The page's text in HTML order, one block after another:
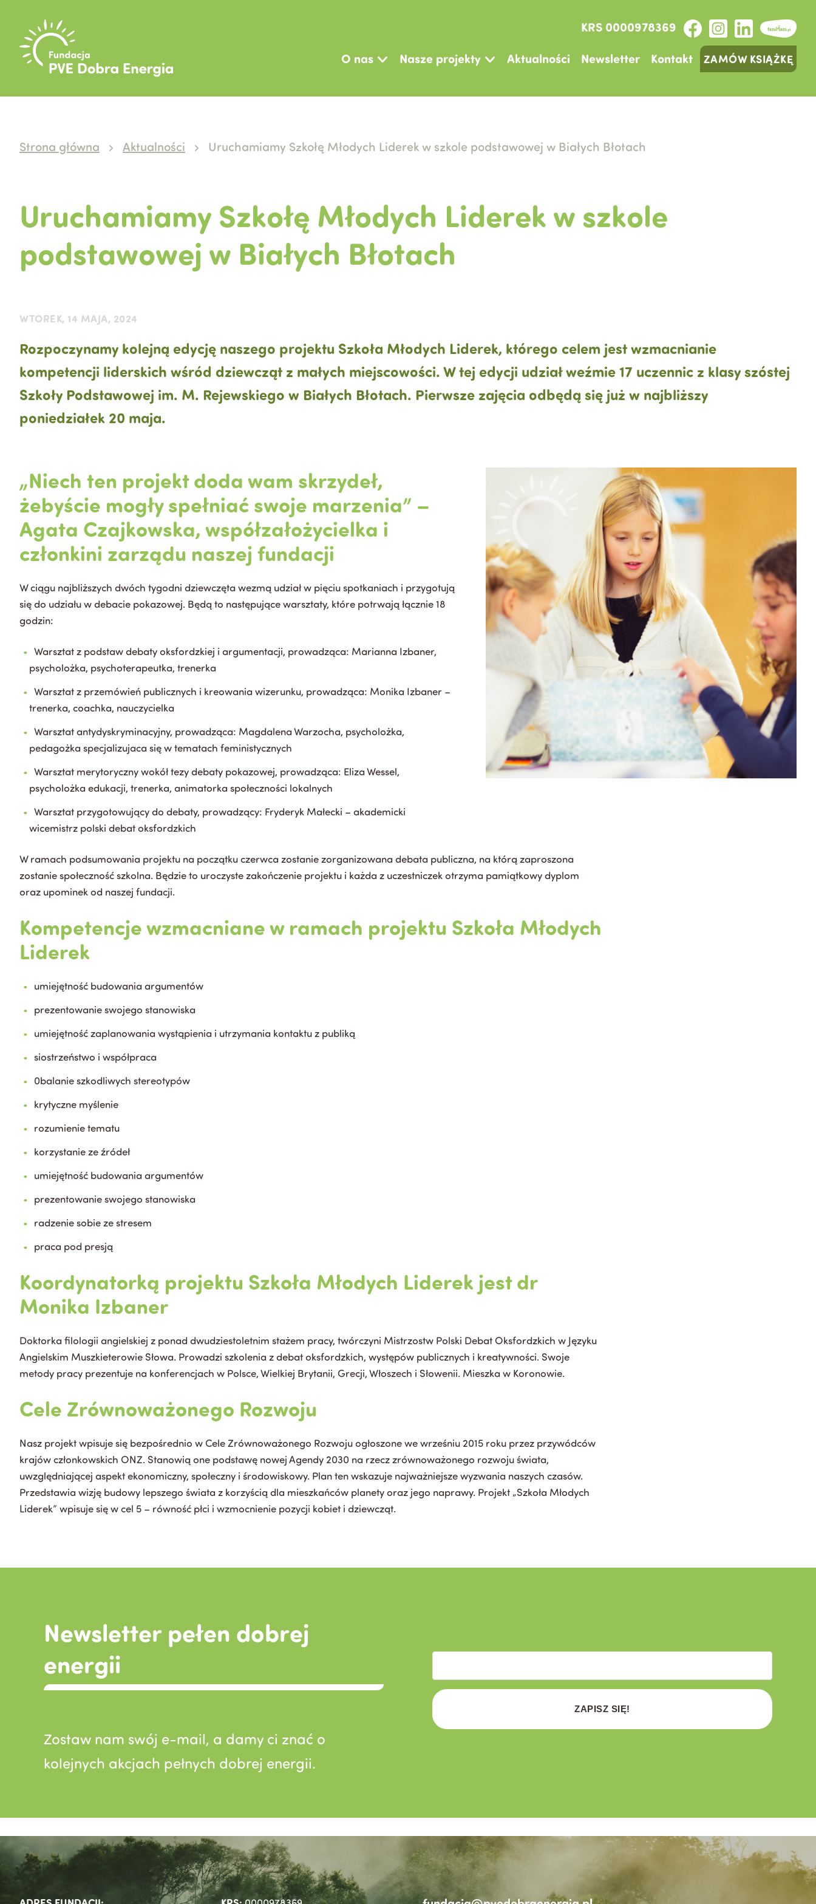
KRS 0000978369
O nas
Nasze projekty Aktualności Newsletter Kontakt ZAMÓW KSIĄŻKĘ
Strona główna Aktualności Uruchamiamy Szkołę Młodych Liderek w szkole podstawowej w Białych Błotach
Uruchamiamy Szkołę Młodych Liderek w szkole
podstawowej w Białych Błotach
WTOREK, 14 MAJA, 2024
Rozpoczynamy kolejną edycję naszego projektu Szkoła Młodych Liderek, którego celem jest wzmacnianie
kompetencji liderskich wśród dziewcząt z małych miejscowości. W tej edycji udział weźmie 17 uczennic z klasy szóstej
Szkoły Podstawowej im. M. Rejewskiego w Białych Błotach. Pierwsze zajęcia odbędą się już w najbliższy
poniedziałek 20 maja.
„Niech ten projekt doda wam skrzydeł,
żebyście mogły spełniać swoje marzenia” –
Agata Czajkowska, współzałożycielka i
członkini zarządu naszej fundacji
W ciągu najbliższych dwóch tygodni dziewczęta wezmą udział w pięciu spotkaniach i przygotują
się do udziału w debacie pokazowej. Będą to następujące warsztaty, które potrwają łącznie 18
godzin:
Warsztat z podstaw debaty oksfordzkiej i argumentacji, prowadząca: Marianna Izbaner,
psycholożka, psychoterapeutka, trenerka
Warsztat z przemówień publicznych i kreowania wizerunku, prowadząca: Monika Izbaner –
trenerka, coachka, nauczycielka
Warsztat antydyskryminacyjny, prowadząca: Magdalena Warzocha, psycholożka,
pedagożka specjalizujaca się w tematach feministycznych
Warsztat merytoryczny wokół tezy debaty pokazowej, prowadząca: Eliza Wessel,
psycholożka edukacji, trenerka, animatorka społeczności lokalnych
Warsztat przygotowujący do debaty, prowadzący: Fryderyk Małecki – akademicki
wicemistrz polski debat oksfordzkich
W ramach podsumowania projektu na początku czerwca zostanie zorganizowana debata publiczna, na którą zaproszona
zostanie społeczność szkolna. Będzie to uroczyste zakończenie projektu i każda z uczestniczek otrzyma pamiątkowy dyplom
oraz upominek od naszej fundacji.
Kompetencje wzmacniane w ramach projektu Szkoła Młodych
Liderek
umiejętność budowania argumentów
prezentowanie swojego stanowiska
umiejętność zaplanowania wystąpienia i utrzymania kontaktu z publiką
siostrzeństwo i współpraca
0balanie szkodliwych stereotypów
krytyczne myślenie
rozumienie tematu
korzystanie ze źródeł
umiejętność budowania argumentów
prezentowanie swojego stanowiska
radzenie sobie ze stresem
praca pod presją
Koordynatorką projektu Szkoła Młodych Liderek jest dr
Monika Izbaner
Doktorka filologii angielskiej z ponad dwudziestoletnim stażem pracy, twórczyni Mistrzostw Polski Debat Oksfordzkich w Języku
Angielskim Muszkieterowie Słowa. Prowadzi szkolenia z debat oksfordzkich, występów publicznych i kreatywności. Swoje
metody pracy prezentuje na konferencjach w Polsce, Wielkiej Brytanii, Grecji, Włoszech i Słowenii. Mieszka w Koronowie.
Cele Zrównoważonego Rozwoju
Nasz projekt wpisuje się bezpośrednio w Cele Zrównoważonego Rozwoju ogłoszone we wrześniu 2015 roku przez przywódców
krajów członkowskich ONZ. Stanowią one podstawę nowej Agendy 2030 na rzecz zrównoważonego rozwoju świata,
uwzględniającej aspekt ekonomiczny, społeczny i środowiskowy. Plan ten wskazuje najważniejsze wyzwania naszych czasów.
Przedstawia wizję budowy lepszego świata z korzyścią dla mieszkańców planety oraz jego naprawy. Projekt „Szkoła Młodych
Liderek” wpisuje się w cel 5 – równość płci i wzmocnienie pozycji kobiet i dziewcząt.
Newsletter pełen dobrej
energii
Zostaw nam swój e-mail, a damy ci znać o
kolejnych akcjach pełnych dobrej energii.
ZAPISZ SIĘ!